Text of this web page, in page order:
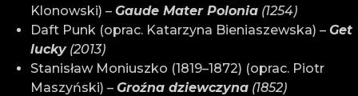
Klonowski) –Gaude Mater Polonia (1254)
Daft Punk (oprac. Katarzyna Bieniaszewska) –Get
lucky(2013)
Stanisław Moniuszko (1819–1872) (oprac. Piotr
Maszyński) –Groźna dziewczyna (1852)